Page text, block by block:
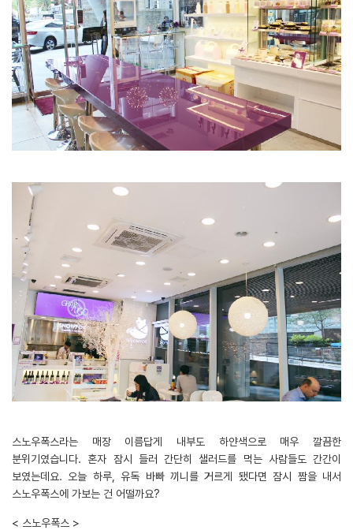
스노우폭스라는 매장 이름답게 내부도 하얀색으로 매우 깔끔한
분위기였습니다. 혼자 잠시 들러 간단히 샐러드를 먹는 사람들도 간간이
보였는데요. 오늘 하루, 유독 바빠 끼니를 거르게 됐다면 잠시 짬을 내서
스노우폭스에 가보는 건 어떨까요?
< 스노우폭스 >